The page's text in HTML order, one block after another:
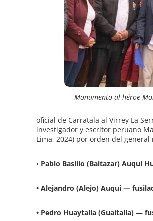
Monumento al héroe
oficial de Carratala al Virrey La
investigador y escritor peruano
Lima, 2024) por orden del general
• Pablo Basilio (Baltazar) Auqui
• Alejandro (Alejo) Auqui —
• Pedro Huaytalla (Guaitalla) —